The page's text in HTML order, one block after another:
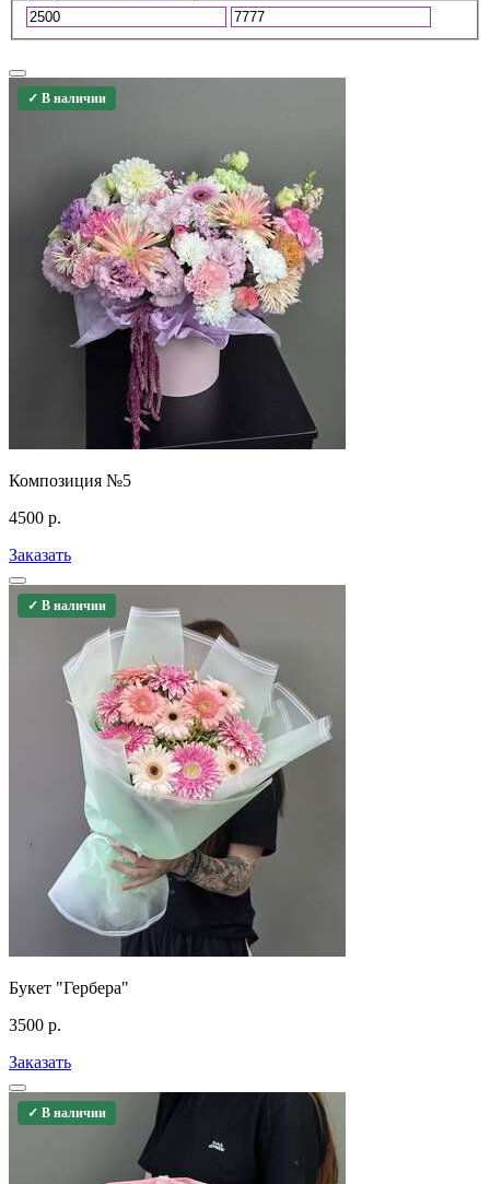
✓ В наличии
Композиция №5
4500 р.
Заказать
✓ В наличии
Букет "Гербера"
3500 р.
Заказать
✓ В наличии